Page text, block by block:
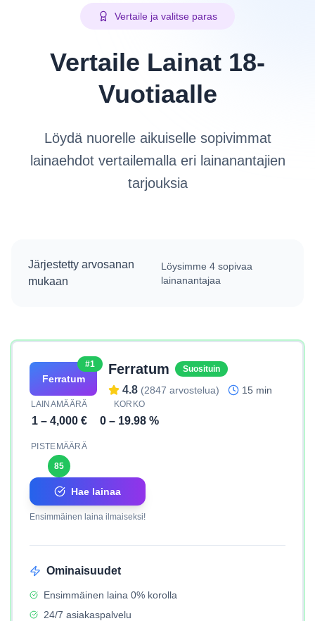
Vertaile ja valitse paras
Vertaile Lainat 18-
Vuotiaalle
Löydä nuorelle aikuiselle sopivimmat
lainaehdot vertailemalla eri lainanantajien
tarjouksia
Järjestetty arvosanan
mukaan
Löysimme4 sopivaa
lainanantajaa
Ferratum
#1 Ferratum Suosituin
4.8 (2847 arvostelua) 15 min
LAINAMÄÄRÄ
1– 4,000€
KORKO
0 – 19.98 %
PISTEMÄÄRÄ
85
Hae lainaa
Ensimmäinen laina ilmaiseksi!
Ominaisuudet
Ensimmäinen laina 0% korolla
24/7 asiakaspalvelu